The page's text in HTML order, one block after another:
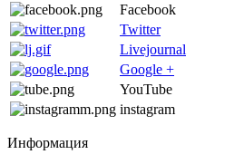
Facebook
Twitter
Livejournal
Google +
YouTube
instagram
Информация